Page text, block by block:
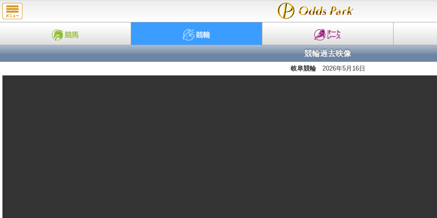
競輪過去映像
岐阜競輪 2026年5月16日